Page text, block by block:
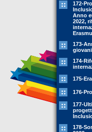
172-
Anno
2022,
173-
174-
175-
176-
177-
178-